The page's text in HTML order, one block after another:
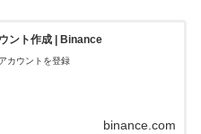
ント作成 | Binance
カウントを登録
binance.com